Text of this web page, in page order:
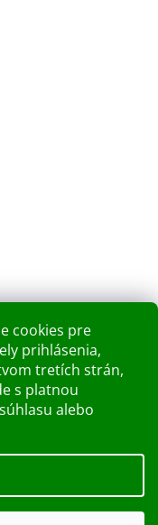
cookies pre
prihlásenia,
tretích strán,
s platnou
alebo
bude zatvorená
práva vyhradené.